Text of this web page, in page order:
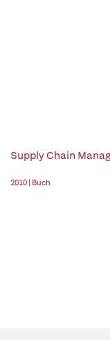
Supply Chain
2010 | Buch